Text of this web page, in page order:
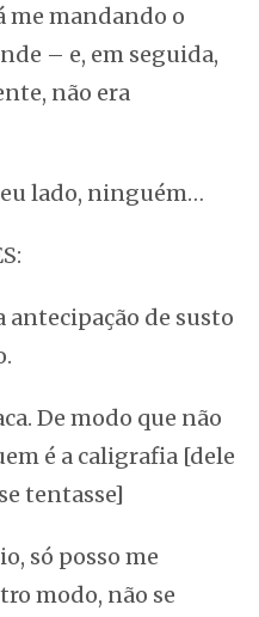
me mandando o
– e, em seguida,
não era
lado, ninguém…
antecipação de susto
De modo que não
é a caligrafia [dele
tentasse]
só posso me
modo, não se